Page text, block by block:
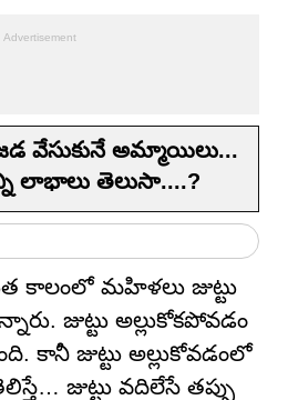
వేసుకునే అమ్మాయిలు...
లాభాలు తెలుసా....?
కాలంలో మహిళలు జుట్టు
జుట్టు అల్లుకోకపోవడం
కానీ జుట్టు అల్లుకోవడంలో
జుట్టు వదిలేసే తప్పు